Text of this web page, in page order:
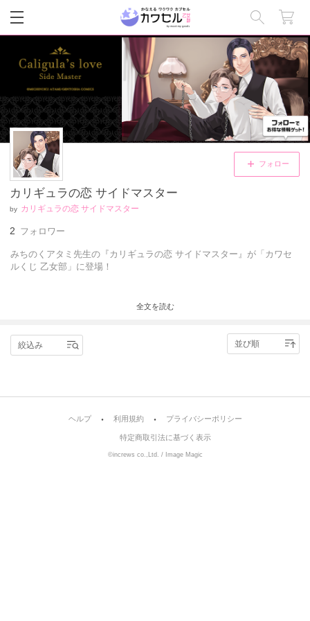
閉じる
カリギュラの恋 サイドマスター
by カリギュラの恋 サイドマスター
2 フォロワー
フォロー
みちのくアタミ先生の『カリギュラの恋 サイドマスター』が「カワセ
ルくじ 乙女部」に登場！
全文を読む
絞込み
ヘルプ 利用規約 プライバシーポリシー
特定商取引法に基づく表示
©increws co.,Ltd. / Image Magic